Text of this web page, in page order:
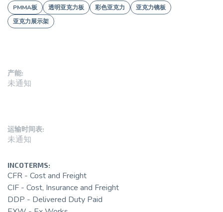
– 良好的介电性能，适用于电子应用。
8. 颜色选项
– 提供透明、半透明、不透明和荧光色。
2. 建筑与施工（窗户、天窗、声障）
3. 汽车与运输（尾灯、仪表板、飞机窗户）
4. 照明（LED 罩、扩散器、导光板）
丙烯酸与玻璃和其他塑料相比的优势
✔ 比玻璃更坚固（抗冲击性提高 10 倍）。
✔ 比聚碳酸酯 （PC） 更容易加工。
✔ 比许多塑料更耐刮擦。
✔ 与聚碳酸酯相比具有成本效益。
✔ 使用寿命长（户外使用时抗风化）。
PMMA板 透明亚克力板 彩色亚克力
亚克力镜板
亚克力展示架
产能:
未通知
运输时间表:
未通知
INCOTERMS:
CFR - Cost and Freight
CIF - Cost, Insurance and Freight
DDP - Delivered Duty Paid